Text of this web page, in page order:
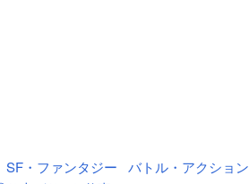
SF・ファンタジー
バトル・アクション